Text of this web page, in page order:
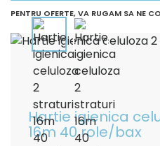
PENTRU OFERTE, VA RUGAM SA NE
Hartie igienica
16m 40 role/bax